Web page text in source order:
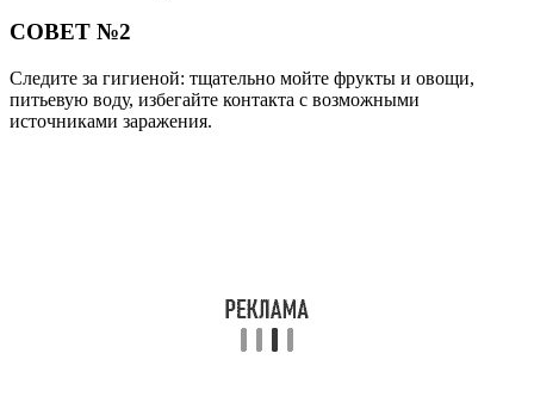
СОВЕТ №2
Следите за гигиеной: тщательно мойте фрукты и овощи,
питьевую воду, избегайте контакта с возможными
источниками заражения.